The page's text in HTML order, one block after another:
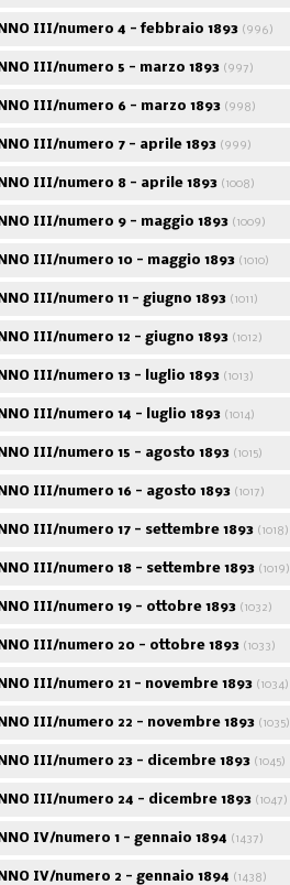
III/numero 4 - febbraio 1893 (996)
III/numero 5 - marzo 1893 (997)
III/numero 6 - marzo 1893 (998)
III/numero 7 - aprile 1893 (999)
III/numero 8 - aprile 1893 (1008)
III/numero 9 - maggio 1893 (1009)
III/numero 10 - maggio 1893 (1010)
III/numero 11 - giugno 1893 (1011)
III/numero 12 - giugno 1893 (1012)
III/numero 13 - luglio 1893 (1013)
III/numero 14 - luglio 1893 (1014)
III/numero 15 - agosto 1893 (1015)
III/numero 16 - agosto 1893 (1017)
III/numero 17 - settembre 1893 (1018)
III/numero 18 - settembre 1893 (1019)
III/numero 19 - ottobre 1893 (1032)
III/numero 20 - ottobre 1893 (1033)
III/numero 21 - novembre 1893 (1034)
III/numero 22 - novembre 1893 (1035)
III/numero 23 - dicembre 1893 (1045)
III/numero 24 - dicembre 1893 (1047)
IV/numero 1 - gennaio 1894 (1437)
IV/numero 2 - gennaio 1894 (1438)